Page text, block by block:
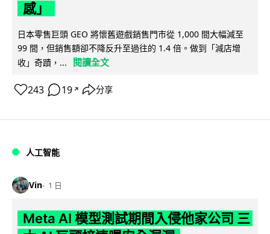
感」
日本零售巨頭 GEO 將懷舊遊戲銷售門市從 1,000 間大幅減至
99 間，但銷售額卻不降反升至過往的 1.4 倍。做到「減店增
收」奇蹟，...
閱讀全文
243 19 ↗ 分享
人工智能
Vin 1 日
Meta AI 模型測試期間入侵他家公司 三